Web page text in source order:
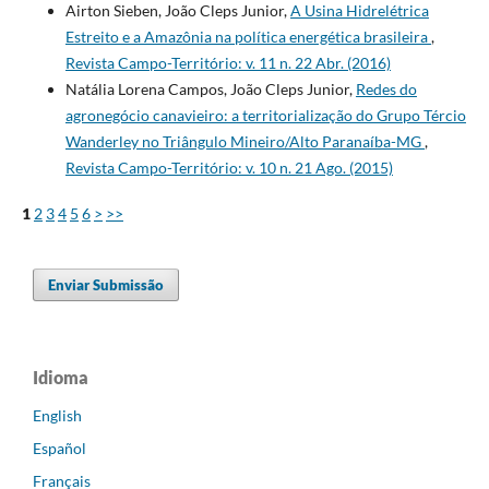
Airton Sieben, João Cleps Junior,A Usina Hidrelétrica
Estreito e a Amazônia na política energética brasileira,
Revista Campo-Território: v. 11 n. 22 Abr. (2016)
Natália Lorena Campos, João Cleps Junior, Redes do
agronegócio canavieiro: a territorialização do Grupo Tércio
Wanderley no Triângulo Mineiro/Alto Paranaíba-MG,
Revista Campo-Território: v. 10 n. 21 Ago. (2015)
1 2 34 5 6 > >>
Enviar Submissão
Idioma
English
Español
Français